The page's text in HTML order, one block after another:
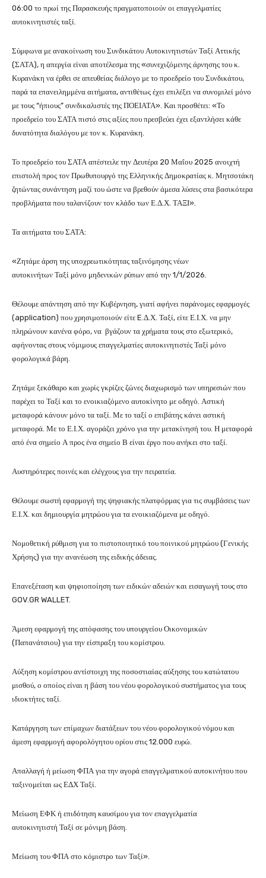
06:00 το πρωί της Παρασκευής πραγματοποιούν οι επαγγελματίες
αυτοκινητιστές ταξί.
Σύμφωνα με ανακοίνωση του Συνδικάτου Αυτοκινητιστών Ταξί Αττικής
(ΣΑΤΑ), η απεργία είναι αποτέλεσμα της «συνεχιζόμενης άρνησης του κ.
Κυρανάκη να έρθει σε απευθείας διάλογο με το προεδρείο του Συνδικάτου,
παρά τα επανειλημμένα αιτήματα, αντιθέτως έχει επιλέξει να συνομιλεί μόνο
με τους “ήπιους” συνδικαλιστές της ΠΟΕΙΑΤΑ». Και προσθέτει: «Το
προεδρείο του ΣΑΤΑ πιστό στις αξίες που πρεσβεύει έχει εξαντλήσει κάθε
δυνατότητα διαλόγου με τον κ. Κυρανάκη.
Το προεδρείο του ΣΑΤΑ απέστειλε την Δευτέρα 20 Μαΐου 2025 ανοιχτή
επιστολή προς τον Πρωθυπουργό της Ελληνικής Δημοκρατίας κ. Μητσοτάκη
ζητώντας συνάντηση μαζί του ώστε να βρεθούν άμεσα λύσεις στα βασικότερα
προβλήματα που ταλανίζουν τον κλάδο των Ε.Δ.Χ. ΤΑΞΙ».
Τα αιτήματα του ΣΑΤΑ:
«Ζητάμε άρση της υποχρεωτικότητας ταξινόμησης νέων
αυτοκινήτων Ταξί μόνο μηδενικών ρύπων από την 1/1/2026.
Θέλουμε απάντηση από την Κυβέρνηση, γιατί αφήνει παράνομες εφαρμογές
(application) που χρησιμοποιούν είτε E.Δ.Χ. Ταξί, είτε Ε.Ι.Χ. να μην
πληρώνουν κανένα φόρο, να βγάζουν τα χρήματα τους στο εξωτερικό,
αφήνοντας στους νόμιμους επαγγελματίες αυτοκινητιστές Ταξί μόνο
φορολογικά βάρη.
Ζητάμε ξεκάθαρο και χωρίς γκρίζες ζώνες διαχωρισμό των υπηρεσιών που
παρέχει το Ταξί και το ενοικιαζόμενο αυτοκίνητο με οδηγό. Αστική
μεταφορά κάνουν μόνο τα ταξί. Με το ταξί ο επιβάτης κάνει αστική
μεταφορά. Με το Ε.Ι.Χ. αγοράζει χρόνο για την μετακίνησή του. Η μεταφορά
από ένα σημείο Α προς ένα σημείο Β είναι έργο που ανήκει στο ταξί.
Αυστηρότερες ποινές και ελέγχους για την πειρατεία.
Θέλουμε σωστή εφαρμογή της ψηφιακής πλατφόρμας για τις συμβάσεις των
Ε.Ι.Χ. και δημιουργία μητρώου για τα ενοικιαζόμενα με οδηγό.
Νομοθετική ρύθμιση για το πιστοποιητικό του ποινικού μητρώου (Γενικής
Χρήσης) για την ανανέωση της ειδικής άδειας.
Επανεξέταση και ψηφιοποίηση των ειδικών αδειών και εισαγωγή τους στο
GOV.GR WALLET.
Άμεση εφαρμογή της απόφασης του υπουργείου Οικονομικών
(Παπανάτσιου) για την είσπραξη του κομίστρου.
Αύξηση κομίστρου αντίστοιχη της ποσοστιαίας αύξησης του κατώτατου
μισθού, ο οποίος είναι η βάση του νέου φορολογικού συστήματος για τους
ιδιοκτήτες ταξί.
Κατάργηση των επίμαχων διατάξεων του νέου φορολογικού νόμου και
άμεση εφαρμογή αφορολόγητου ορίου στις 12.000 ευρώ.
Απαλλαγή ή μείωση ΦΠΑ για την αγορά επαγγελματικού αυτοκινήτου που
ταξινομείται ως ΕΔΧ Ταξί.
Μείωση ΕΦΚ ή επιδότηση καυσίμου για τον επαγγελματία
αυτοκινητιστή Ταξί σε μόνιμη βάση.
Μείωση του ΦΠΑ στο κόμιστρο των Ταξί».